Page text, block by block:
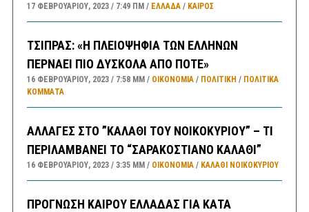
17 ΦΕΒΡΟΥΑΡΊΟΥ, 2023 7:49 ΠΜ ΕΛΛΑΔA/ ΚΑΙΡΌΣ
ΤΣΙΠΡΑΣ: «Η ΠΛΕΙΟΨΗΦΙΑ ΤΩΝ ΕΛΛΗΝΩΝ
ΠΕΡΝΑΕΙ ΠΙΟ ΔΥΣΚΟΛΑ ΑΠΟ ΠΟΤΕ»
16 ΦΕΒΡΟΥΑΡΊΟΥ, 2023 7:58 ΜΜ ΟΙΚΟΝΟΜΙΑ/ ΠΟΛΙΤΙΚΗ / ΠΟΛΙΤΙΚΆ
ΚΌΜΜΑΤΑ
ΑΛΛΑΓΕΣ ΣΤΟ ”ΚΑΛΑΘΙ ΤΟΥ ΝΟΙΚΟΚΥΡΙΟΥ” – ΤΙ
ΠΕΡΙΛΑΜΒΑΝΕΙ ΤΟ “ΣΑΡΑΚΟΣΤΙΑΝΟ ΚΑΛΑΘΙ”
16 ΦΕΒΡΟΥΑΡΊΟΥ, 2023 3:35 ΜΜ ΟΙΚΟΝΟΜΙΑ/ ΚΑΛΑΘΙ ΝΟΙΚΟΚΥΡΙΟΥ
ΠΡΟΓΝΩΣΗ ΚΑΙΡΟΥ ΕΛΛΑΔΑΣ ΓΙΑ ΚΑΤΑ